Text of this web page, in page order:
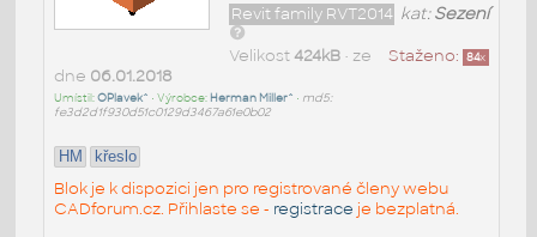
kat:Sezení
Revit family RVT2014
Staženo: 84x
Velikost 424kB• ze
dne 06.01.2018
Umístil:OPlavek^ • Výrobce: Herman Miller^ • md5:
fe3d2d1f930d51c0129d3467a61e0b02
HM křeslo
Blok je k dispozici jen pro registrované členy webu
CADforum.cz. Přihlaste se - registrace je bezplatná.